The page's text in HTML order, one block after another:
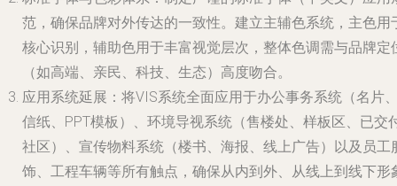
范，确保品牌对外传达的一致性。建立主辅色系统，主色用
核心识别，辅助色用于丰富视觉层次，整体色调需与品牌定
（如高端、亲民、科技、生态）高度吻合。
应用系统延展 ：将VIS系统全面应用于办公事务系统（名片
信纸、PPT模板）、环境导视系统（售楼处、样板区、已交
社区）、宣传物料系统（楼书、海报、线上广告）以及员工
饰、工程车辆等所有触点，确保从内到外、从线上到线下形